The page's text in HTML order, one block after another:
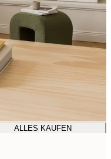
ALLES KAUFEN